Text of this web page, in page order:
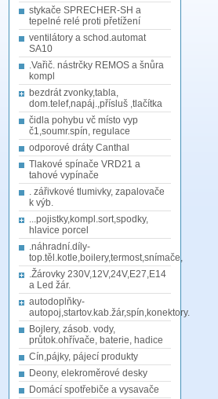
stykače SPRECHER-SH a
tepelné relé proti přetížení
ventilátory a schod.automat
SA10
.Vařič. nástrčky REMOS a šnůra
kompl
bezdrát zvonky,tabla,
dom.telef,napáj.,přísluš ,tlačítka
čidla pohybu vč místo vyp
č1,soumr.spín, regulace
odporové dráty Canthal
Tlakové spínače VRD21 a
tahové vypínače
. zářivkové tlumivky, zapalovače
k výb.
...pojistky,kompl.sort,spodky,
hlavice porcel
.náhradní.díly-
top.těl.kotle,boilery,termost,snímače,
.Žárovky 230V,12V,24V,E27,E14
a Led žár.
autodoplňky-
autopoj,startov.kab.žár,spín,konektory.
Bojlery, zásob. vody,
průtok.ohřívače, baterie, hadice
Cín,pájky, pájecí produkty
Deony, elekroměrové desky
Domácí spotřebiče a vysavače